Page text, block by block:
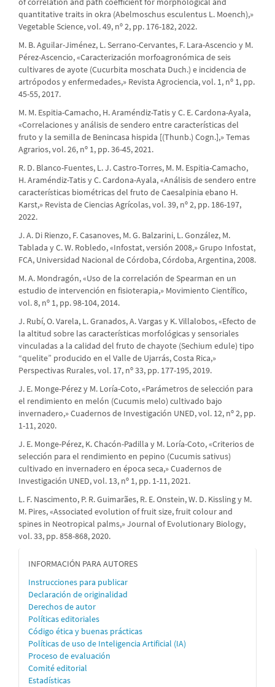
quantitative traits in okra (Abelmoschus esculentus L. Moench),»
Vegetable Science, vol. 49, nº 2, pp. 176-182, 2022.
M. B. Aguilar-Jiménez, L. Serrano-Cervantes, F. Lara-Ascencio y M.
Pérez-Ascencio, «Caracterización morfoagronómica de seis
cultivares de ayote (Cucurbita moschata Duch.) e incidencia de
artrópodos y enfermedades,» Revista Agrociencia, vol. 1, nº 1, pp.
45-55, 2017.
M. M. Espitia-Camacho, H. Araméndiz-Tatis y C. E. Cardona-Ayala,
«Correlaciones y análisis de sendero entre características del
fruto y la semilla de Benincasa hispida [(Thunb.) Cogn.],» Temas
Agrarios, vol. 26, nº 1, pp. 36-45, 2021.
R. D. Blanco-Fuentes, L. J. Castro-Torres, M. M. Espitia-Camacho,
H. Araméndiz-Tatis y C. Cardona-Ayala, «Análisis de sendero entre
características biométricas del fruto de Caesalpinia ebano H.
Karst,» Revista de Ciencias Agrícolas, vol. 39, nº 2, pp. 186-197,
2022.
J. A. Di Rienzo, F. Casanoves, M. G. Balzarini, L. González, M.
Tablada y C. W. Robledo, «Infostat, versión 2008,» Grupo Infostat,
FCA, Universidad Nacional de Córdoba, Córdoba, Argentina, 2008.
M. A. Mondragón, «Uso de la correlación de Spearman en un
estudio de intervención en fisioterapia,» Movimiento Científico,
vol. 8, nº 1, pp. 98-104, 2014.
J. Rubí, O. Varela, L. Granados, A. Vargas y K. Villalobos, «Efecto de
la altitud sobre las características morfológicas y sensoriales
vinculadas a la calidad del fruto de chayote (Sechium edule) tipo
“quelite” producido en el Valle de Ujarrás, Costa Rica,»
Perspectivas Rurales, vol. 17, nº 33, pp. 177-195, 2019.
J. E. Monge-Pérez y M. Loría-Coto, «Parámetros de selección para
el rendimiento en melón (Cucumis melo) cultivado bajo
invernadero,» Cuadernos de Investigación UNED, vol. 12, nº 2, pp.
1-11, 2020.
J. E. Monge-Pérez, K. Chacón-Padilla y M. Loría-Coto, «Criterios de
selección para el rendimiento en pepino (Cucumis sativus)
cultivado en invernadero en época seca,» Cuadernos de
Investigación UNED, vol. 13, nº 1, pp. 1-11, 2021.
L. F. Nascimento, P. R. Guimarães, R. E. Onstein, W. D. Kissling y M.
M. Pires, «Associated evolution of fruit size, fruit colour and
spines in Neotropical palms,» Journal of Evolutionary Biology,
vol. 33, pp. 858-868, 2020.
informacion
INFORMACIÓN PARA AUTORES
Instrucciones para publicar
Declaración de originalidad
Derechos de autor
Políticas editoriales
Código ética y buenas prácticas
Políticas de uso de Inteligencia Artificial (IA)
Proceso de evaluación
Comité editorial
Estadísticas